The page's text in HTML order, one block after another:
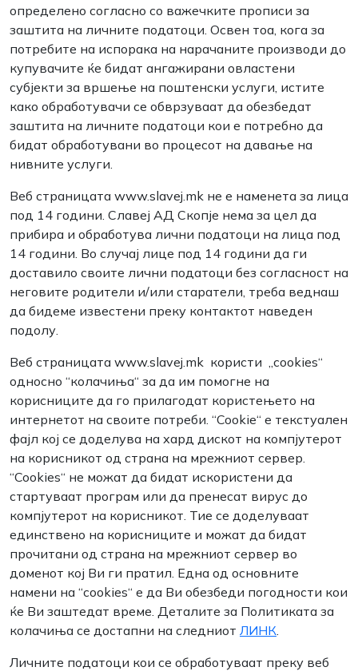
определено согласно со важечките прописи за
заштита на личните податоци. Освен тоа, кога за
потребите на испорака на нарачаните производи до
купувачите ќе бидат ангажирани овластени
субјекти за вршење на поштенски услуги, истите
како обработувачи се обврзуваат да обезбедат
заштита на личните податоци кои е потребно да
бидат обработувани во процесот на давање на
нивните услуги.
Веб страницата www.slavej.mk не е наменета за лица
под 14 години. Славеј АД Скопје нема за цел да
прибира и обработува лични податоци на лица под
14 години. Во случај лице под 14 години да ги
доставило своите лични податоци без согласност на
неговите родители и/или старатели, треба веднаш
да бидеме известени преку контактот наведен
подолу.
Веб страницата www.slavej.mk користи „cookies“
односно “колачиња“ за да им помогне на
корисниците да го прилагодат користењето на
интернетот на своите потреби. “Cookie“ е текстуален
фајл кој се доделува на хард дискот на компјутерот
на корисникот од страна на мрежниот сервер.
“Cookies“ не можат да бидат искористени да
стартуваат програм или да пренесат вирус до
компјутерот на корисникот. Тие се доделуваат
единствено на корисниците и можат да бидат
прочитани од страна на мрежниот сервер во
доменот кој Ви ги пратил. Една од основните
намени на “сookies“ е да Ви обезбеди погодности кои
ќе Ви заштедат време. Деталите за Политиката за
колачиња се достапни на следниот ЛИНК.
Личните податоци кои се обработуваат преку веб